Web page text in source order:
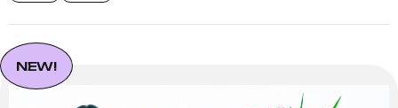
導入事例
お客様の声
NEW!